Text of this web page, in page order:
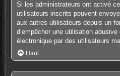
Si les administrateurs ont activé
utilisateurs inscrits peuvent
aux autres utilisateurs depuis un
d’empêcher une utilisation
électronique par des utilisateurs
Haut